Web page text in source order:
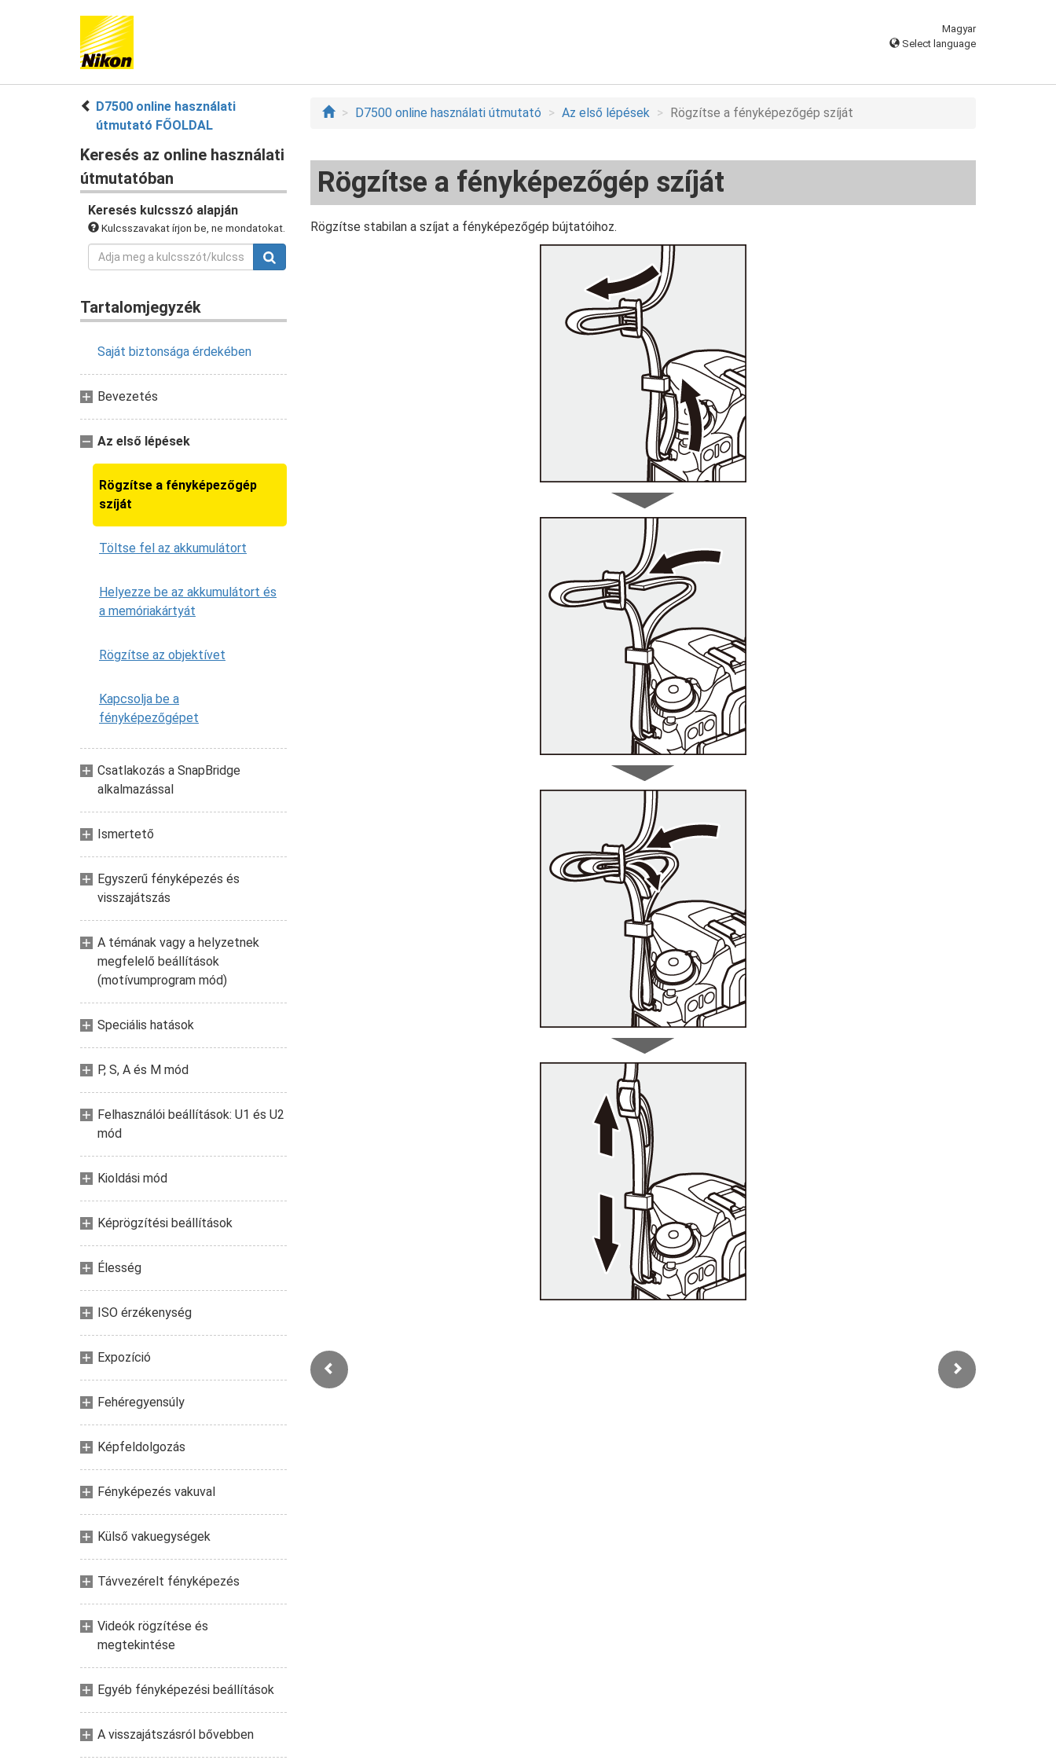
Magyar
Select language
D7500 online használati
útmutató FŐOLDAL
Keresés az online használati
útmutatóban
Keresés kulcsszó alapján
Kulcsszavakat írjon be, ne mondatokat.
Tartalomjegyzék
Saját biztonsága érdekében
Bevezetés
Az első lépések
Rögzítse a fényképezőgép
szíját
Töltse fel az akkumulátort
Helyezze be az akkumulátort és
a memóriakártyát
Rögzítse az objektívet
Kapcsolja be a
fényképezőgépet
Csatlakozás a SnapBridge
alkalmazással
Ismertető
Egyszerű fényképezés és
visszajátszás
A témának vagy a helyzetnek
megfelelő beállítások
(motívumprogram mód)
Speciális hatások
P, S, A és M mód
Felhasználói beállítások: U1 és U2
mód
Kioldási mód
Képrögzítési beállítások
Élesség
ISO érzékenység
Expozíció
Fehéregyensúly
Képfeldolgozás
Fényképezés vakuval
Külső vakuegységek
Távvezérelt fényképezés
Videók rögzítése és
megtekintése
Egyéb fényképezési beállítások
A visszajátszásról bővebben
D7500 online használati útmutató Az első lépések Rögzítse a fényképezőgép szíját
Rögzítse a fényképezőgép szíját
Rögzítse stabilan a szíjat a fényképezőgép bújtatóihoz.